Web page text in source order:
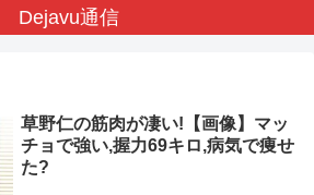
Dejavu通信
草野仁の筋肉が凄い!【画像】マッ
チョで強い,握力69キロ,病気で痩せ
た?